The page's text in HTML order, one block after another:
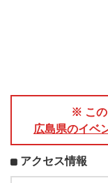
※ この
広島県のイベ
アクセス情報